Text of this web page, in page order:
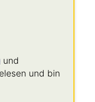
und
und bin